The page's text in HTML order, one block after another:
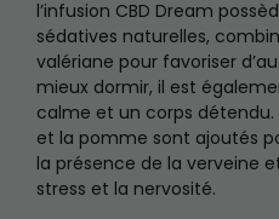
l’infusion CBD Dream
sédatives naturelles,
valériane pour favoriser
mieux dormir, il est
calme et un corps détendu.
et la pomme sont ajoutés
la présence de la verveine
stress et la nervosité.